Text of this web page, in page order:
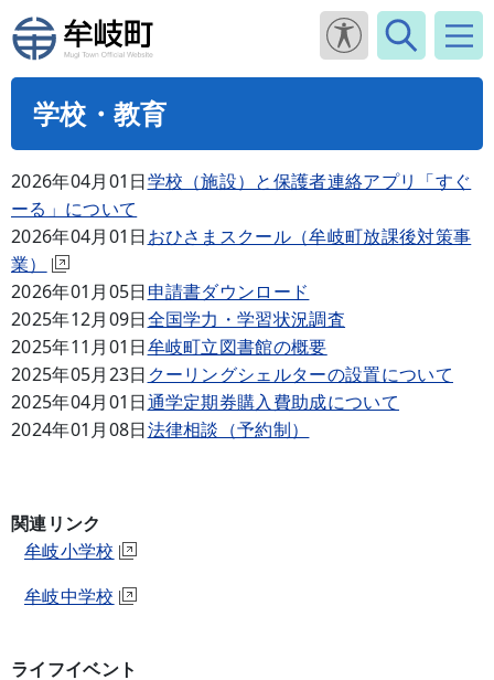
学校・教育
2026年04月01日学校（施設）と保護者連絡アプリ「すぐ
ーる」について
2026年04月01日おひさまスクール（牟岐町放課後対策事
業）
2026年01月05日申請書ダウンロード
2025年12月09日全国学力・学習状況調査
2025年11月01日牟岐町立図書館の概要
2025年05月23日 クーリングシェルターの設置について
2025年04月01日通学定期券購入費助成について
2024年01月08日法律相談（予約制）
関連リンク
牟岐小学校
牟岐中学校
ライフイベント